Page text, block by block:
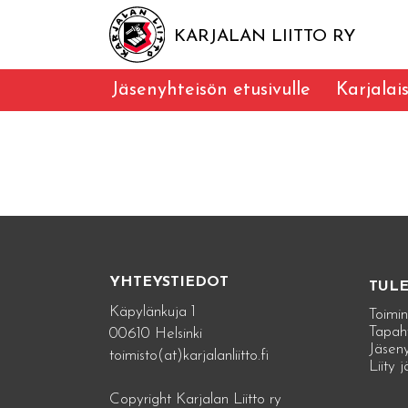
KARJALAN LIITTO RY
Jäsenyhteisön etusivulle
YHTEYSTIEDOT
Käpylänkuja 1
00610 Helsinki
toimisto(at)karjalanliitto.fi
Copyright Karjalan Liitto ry
Liity